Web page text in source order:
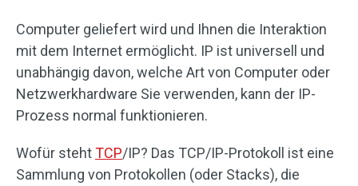
Computer geliefert wird und Ihnen die Interaktion
mit dem Internet ermöglicht. IP ist universell und
unabhängig davon, welche Art von Computer oder
Netzwerkhardware Sie verwenden, kann der IP-
Prozess normal funktionieren.
Wofür stehtTCP/IP? Das TCP/IP-Protokoll ist eine
Sammlung von Protokollen (oder Stacks), die